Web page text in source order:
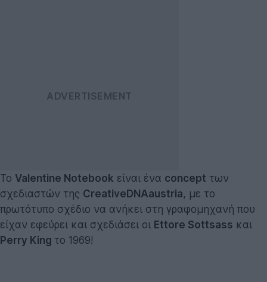
Το Valentine Notebook είναι ένα concept των
σχεδιαστών της CreativeDNAaustria, με το
πρωτότυπο σχέδιο να ανήκει στη γραφομηχανή που
είχαν εφεύρει και σχεδιάσει οι Ettore Sottsass και
Perry King το 1969!